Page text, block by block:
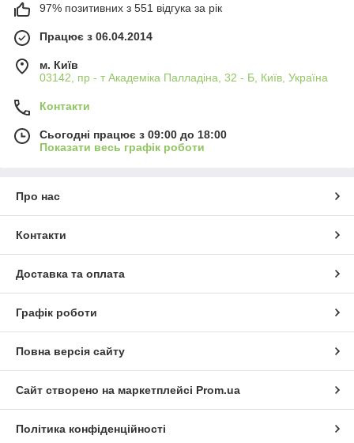
97% позитивних з 551 відгука за рік
Працює з 06.04.2014
м. Київ
03142, пр - т Академіка Палладіна, 32 - Б, Київ, Україна
Контакти
Сьогодні працює з 09:00 до 18:00
Показати весь графік роботи
Про нас
Контакти
Доставка та оплата
Графік роботи
Повна версія сайту
Сайт створено на маркетплейсі Prom.ua
Політика конфіденційності